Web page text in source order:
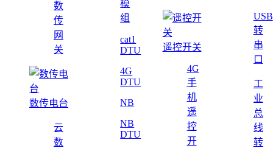
数
传
网
关
数传电台
云
数
模
组
cat1
DTU
4G
DTU
NB
NB
DTU
遥控开关
4G
手
机
遥
控
开
USB
转
串
口
工
业
总
线
转